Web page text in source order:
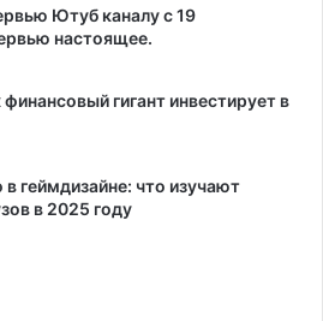
Ютуб каналу с 19
настоящее.
гигант инвестирует в
геймдизайне: что изучают
в 2025 году